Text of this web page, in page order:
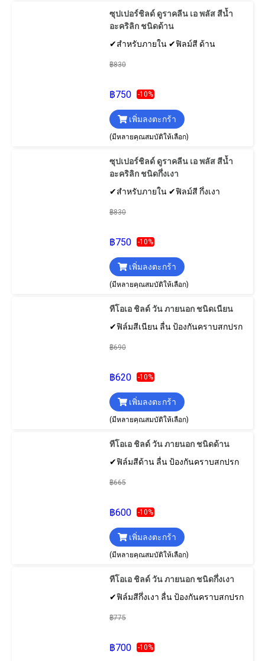
ซุปเปอร์ชิลด์ ดูราคลีน เอ พลัส สีน้ำ
อะคริลิก ชนิดด้าน
✔สำหรับภายใน ✔ฟิลม์สี ด้าน
฿830
฿750 -10%
เพิ่มลงตะกร้า
(มีหลายคุณสมบัติให้เลือก)
ซุปเปอร์ชิลด์ ดูราคลีน เอ พลัส สีน้ำ
อะคริลิก ชนิดกึ่งเงา
✔สำหรับภายใน ✔ฟิลม์สี กึ่งเงา
฿830
฿750 -10%
เพิ่มลงตะกร้า
(มีหลายคุณสมบัติให้เลือก)
ทีโอเอ ชิลด์ วัน ภายนอก ชนิดเนียน
✔ฟิล์มสีเนียน ลื่น ป้องกันคราบสกปรก
฿690
฿620 -10%
เพิ่มลงตะกร้า
(มีหลายคุณสมบัติให้เลือก)
ทีโอเอ ชิลด์ วัน ภายนอก ชนิดด้าน
✔ฟิล์มสีด้าน ลื่น ป้องกันคราบสกปรก
฿665
฿600 -10%
เพิ่มลงตะกร้า
(มีหลายคุณสมบัติให้เลือก)
ทีโอเอ ชิลด์ วัน ภายนอก ชนิดกึ่งเงา
✔ฟิล์มสีกึ่งเงา ลื่น ป้องกันคราบสกปรก
฿775
฿700 -10%